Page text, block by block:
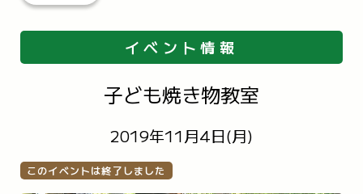
ホーム イベント 施設紹介
自然情報
公園での過ごし方
園内マップ
私たちの取り組み
公園の利用について
アクセス
Q&A
イベント情報
子ども焼き物教室
2019年11月4日(月)
このイベントは終了しました